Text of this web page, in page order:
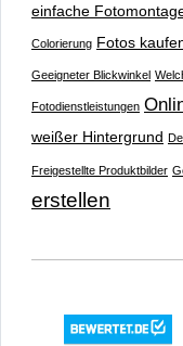
einfache
Colorierung Fotos
Geeigneter Blickwinkel
Fotodienstleistungen
weißer Hintergrund
Freigestellte Produktbilder
erstellen